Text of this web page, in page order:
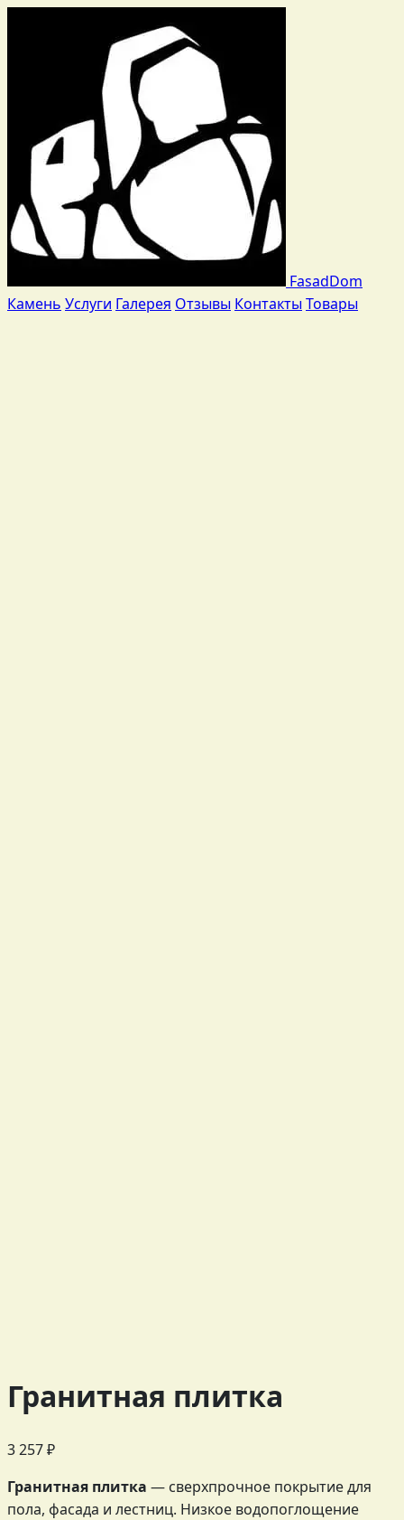
FasadDom
Камень Услуги Галерея Отзывы Контакты Товары
Гранитная плитка
3 257₽
Гранитная плитка — сверхпрочное покрытие для
пола, фасада и лестниц. Низкое водопоглощение